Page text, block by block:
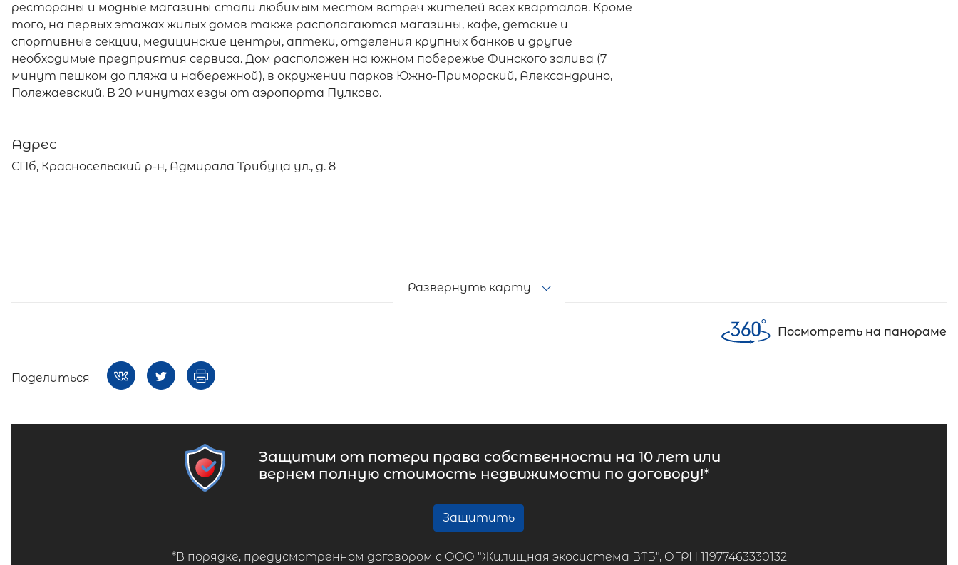
рестораны и модные магазины стали любимым местом встреч жителей всех кварталов. Кроме
того, на первых этажах жилых домов также располагаются магазины, кафе, детские и
спортивные секции, медицинские центры, аптеки, отделения крупных банков и другие
необходимые предприятия сервиса. Дом расположен на южном побережье Финского залива (7
минут пешком до пляжа и набережной), в окружении парков Южно-Приморский, Александрино,
Полежаевский. В 20 минутах езды от аэропорта Пулково.
Адрес
СПб, Красносельский р-н, Адмирала Трибуца ул., д. 8
Развернуть карту
Посмотреть на панораме
Поделиться
Защитим от потери права собственности на 10 лет или
вернем полную стоимость недвижимости по договору!*
Защитить
*В порядке, предусмотренном договором с ООО "Жилищная экосистема ВТБ", ОГРН 11977463330132